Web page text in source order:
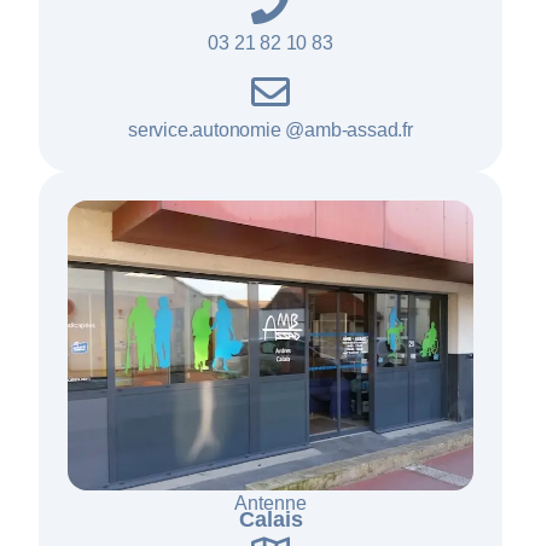
03 21 82 10 83
service.autonomie @amb-assad.fr
Antenne
Calais